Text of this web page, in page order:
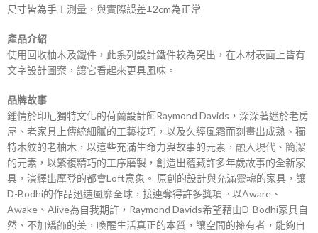
尺寸皆為手工測量，與實際誤差±2cm為正常
產品介紹
使用回收柚木及鐵件，此系列設計鐵件較為突出，在木材表面上皆有
文字設計圖案，讓它看起來更具風味。
品牌故事
鍾情於印尼獨特文化的荷蘭設計師Raymond Davids，深深著迷於老房
屋、老家具上傳統細膩的工藝技巧，以及久經風霜而刻畫出成熟、獨
特木紋的老柚木，以這些充滿生命力與故事的元素，融入現代、簡潔
的元素，以繁複精巧的工序磨製，創造出蘊藏許多年歲故事的全新家
具，演繹出摩登的都會Loft意象。 原創的設計與充滿靈魂的家具，讓
D-Bodhi的作品迅速風靡全球，接連奪得許多獎項。以Aware、
Awake、Alive為自我期許，Raymond Davids希望藉由D-Bodhi家具自
然、不加矯飾的美，喚醒生活真正的本質，讓空間的擁有者，能夠自